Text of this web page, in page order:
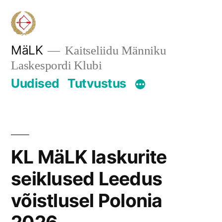
Skip
content
MäLK
Kaitseliidu Männiku
Laskespordi Klubi
Uudised Tutvustus
KL MäLK laskurite
seiklused Leedus
võistlusel Polonia